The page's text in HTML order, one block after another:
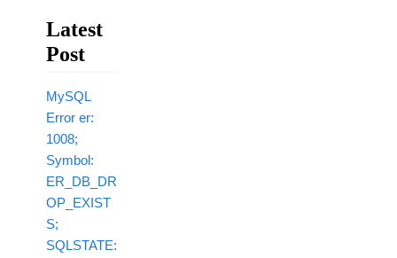
Latest
Post
MySQL
Error er:
1008;
Symbol:
ER_DB_DR
OP_EXIST
S;
SQLSTATE: